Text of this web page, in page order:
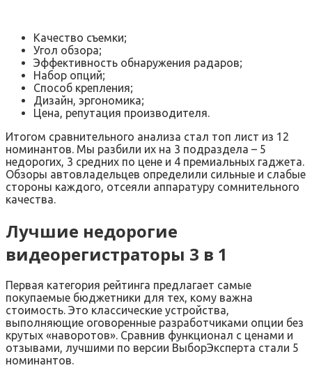
Качество съемки;
Угол обзора;
Эффективность обнаружения радаров;
Набор опций;
Способ крепления;
Дизайн, эргономика;
Цена, репутация производителя.
Итогом сравнительного анализа стал топ лист из 12
номинантов. Мы разбили их на 3 подраздела – 5
недорогих, 3 средних по цене и 4 премиальных гаджета.
Обзоры автовладельцев определили сильные и слабые
стороны каждого, отсеяли аппаратуру сомнительного
качества.
Лучшие недорогие
видеорегистраторы 3 в 1
Первая категория рейтинга предлагает самые
покупаемые бюджетники для тех, кому важна
стоимость. Это классические устройства,
выполняющие оговоренные разработчиками опции без
крутых «наворотов». Сравнив функционал с ценами и
отзывами, лучшими по версии ВыборЭксперта стали 5
номинантов.